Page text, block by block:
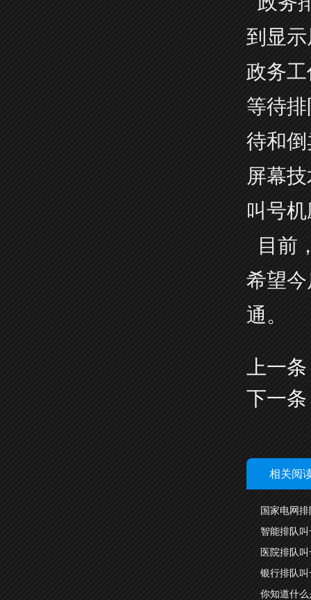
到显
政务
等待
待和
屏幕
叫号
目前
希望
通。
上一
下一
相关阅
国家电网
智能排队
医院排队
银行排队
你知道什